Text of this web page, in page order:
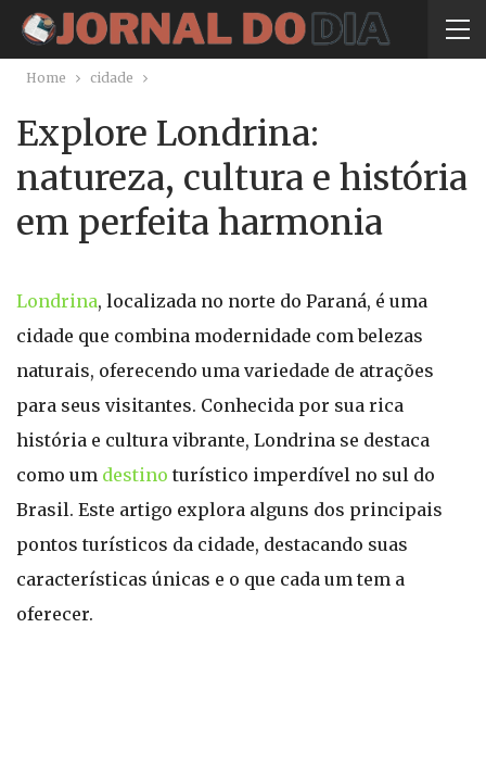
Home cidade
Explore Londrina:
natureza, cultura e história
em perfeita harmonia
Londrina, localizada no norte do Paraná, é uma
cidade que combina modernidade com belezas
naturais, oferecendo uma variedade de atrações
para seus visitantes. Conhecida por sua rica
história e cultura vibrante, Londrina se destaca
como um destino turístico imperdível no sul do
Brasil. Este artigo explora alguns dos principais
pontos turísticos da cidade, destacando suas
características únicas e o que cada um tem a
oferecer.